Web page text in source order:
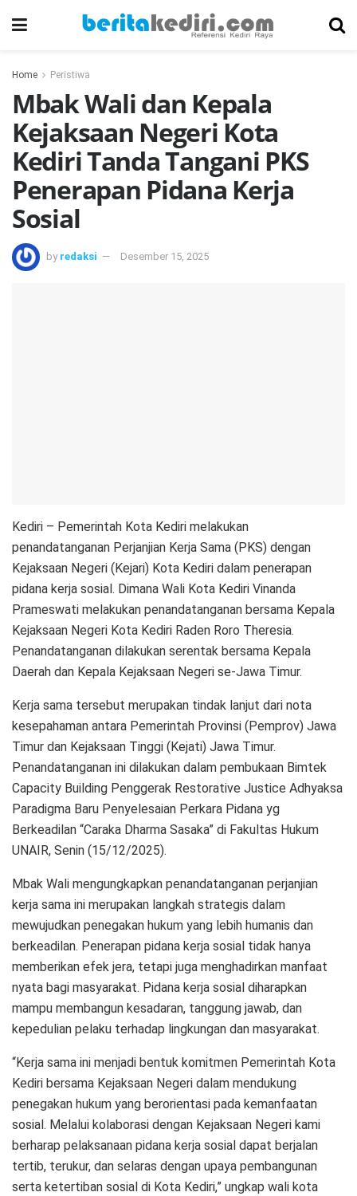
Home Peristiwa
Mbak Wali dan Kepala
Kejaksaan Negeri Kota
Kediri Tanda Tangani PKS
Penerapan Pidana Kerja
Sosial
by redaksi Desember 15, 2025
Kediri – Pemerintah Kota Kediri melakukan
penandatanganan Perjanjian Kerja Sama (PKS) dengan
Kejaksaan Negeri (Kejari) Kota Kediri dalam penerapan
pidana kerja sosial. Dimana Wali Kota Kediri Vinanda
Prameswati melakukan penandatanganan bersama Kepala
Kejaksaan Negeri Kota Kediri Raden Roro Theresia.
Penandatanganan dilakukan serentak bersama Kepala
Daerah dan Kepala Kejaksaan Negeri se-Jawa Timur.
Kerja sama tersebut merupakan tindak lanjut dari nota
kesepahaman antara Pemerintah Provinsi (Pemprov) Jawa
Timur dan Kejaksaan Tinggi (Kejati) Jawa Timur.
Penandatanganan ini dilakukan dalam pembukaan Bimtek
Capacity Building Penggerak Restorative Justice Adhyaksa
Paradigma Baru Penyelesaian Perkara Pidana yg
Berkeadilan “Caraka Dharma Sasaka” di Fakultas Hukum
UNAIR, Senin (15/12/2025).
Mbak Wali mengungkapkan penandatanganan perjanjian
kerja sama ini merupakan langkah strategis dalam
mewujudkan penegakan hukum yang lebih humanis dan
berkeadilan. Penerapan pidana kerja sosial tidak hanya
memberikan efek jera, tetapi juga menghadirkan manfaat
nyata bagi masyarakat. Pidana kerja sosial diharapkan
mampu membangun kesadaran, tanggung jawab, dan
kepedulian pelaku terhadap lingkungan dan masyarakat.
“Kerja sama ini menjadi bentuk komitmen Pemerintah Kota
Kediri bersama Kejaksaan Negeri dalam mendukung
penegakan hukum yang berorientasi pada kemanfaatan
sosial. Melalui kolaborasi dengan Kejaksaan Negeri kami
berharap pelaksanaan pidana kerja sosial dapat berjalan
tertib, terukur, dan selaras dengan upaya pembangunan
serta ketertiban sosial di Kota Kediri,” ungkap wali kota